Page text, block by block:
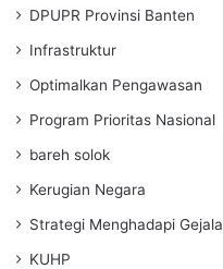
DPUPR Provinsi Banten
Infrastruktur
Optimalkan Pengawasan
Program Prioritas Nasional
bareh solok
Kerugian Negara
Strategi Menghadapi Gejala
KUHP